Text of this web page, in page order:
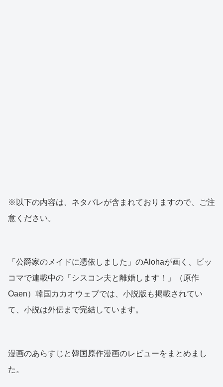
※以下の内容は、ネタバレが含まれておりますので、ご注
意ください。
「公爵家のメイドに憑依しました」のAlohaが画く、ピッ
コマで連載中の「シスコン夫と離婚します！」（原作
Oaen）韓国カカオウェブでは、小説版も掲載されてい
て、小説は外伝まで完結しています。
漫画のあらすじと韓国原作漫画のレビューをまとめまし
た。